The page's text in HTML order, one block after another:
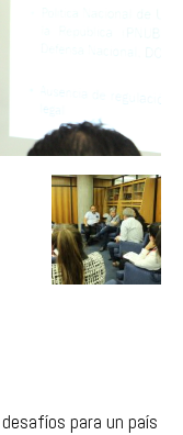
para un país